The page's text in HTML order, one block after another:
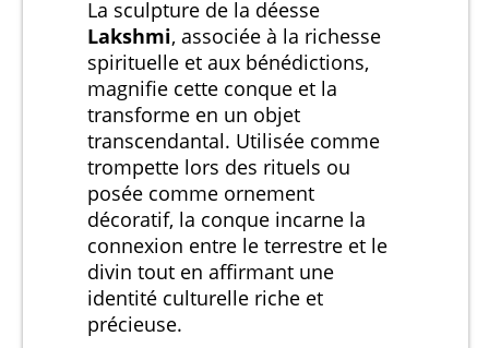
La sculpture de la déesse
Lakshmi, associée à la richesse
spirituelle et aux bénédictions,
magnifie cette conque et la
transforme en un objet
transcendantal. Utilisée comme
trompette lors des rituels ou
posée comme ornement
décoratif, la conque incarne la
connexion entre le terrestre et le
divin tout en affirmant une
identité culturelle riche et
précieuse.